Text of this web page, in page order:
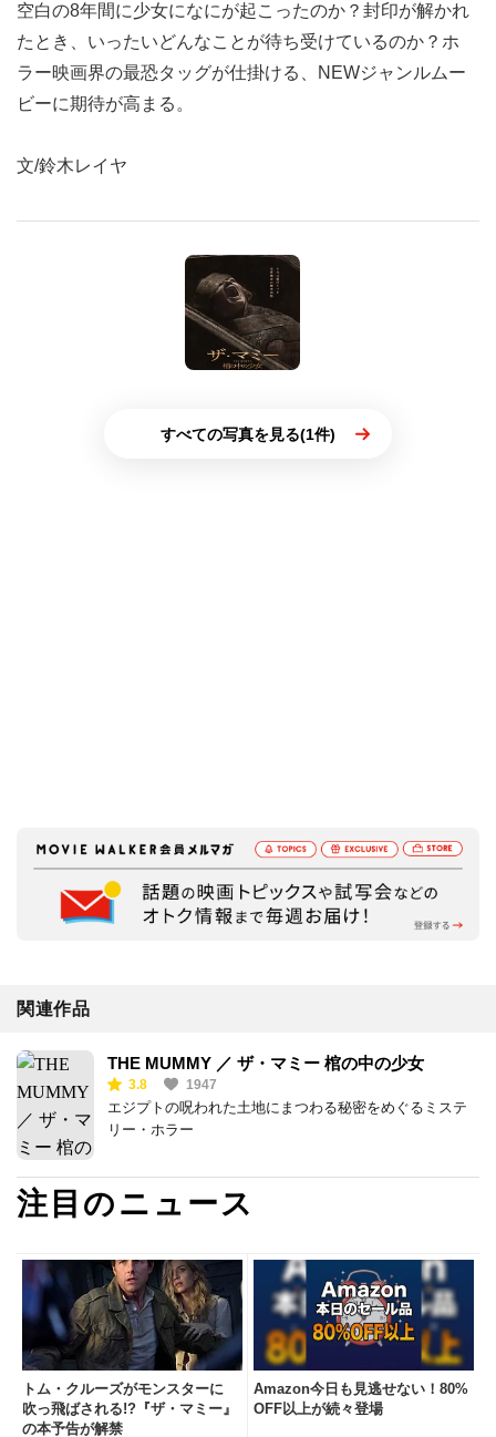
空白の8年間に少女になにが起こったのか？封印が解かれ
たとき、いったいどんなことが待ち受けているのか？ホ
ラー映画界の最恐タッグが仕掛ける、NEWジャンルムー
ビーに期待が高まる。
文/鈴木レイヤ
すべての写真を見る(1件)
関連作品
THE MUMMY ／ ザ・マミー 棺の中の少女
3.8 1947
エジプトの呪われた土地にまつわる秘密をめぐるミステ
リー・ホラー
注目のニュース
トム・クルーズがモンスターに
吹っ飛ばされる!?『ザ・マミー』
の本予告が解禁
Amazon今日も見逃せない！80%
OFF以上が続々登場